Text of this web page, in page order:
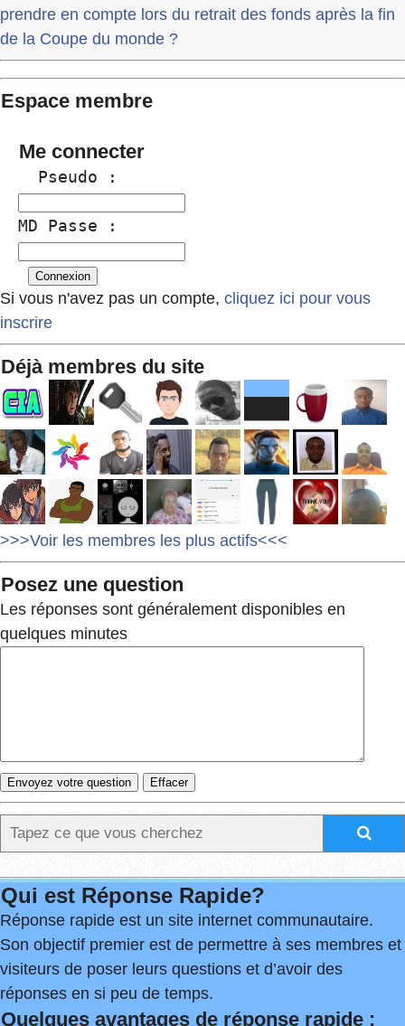
prendre en compte lors du retrait des fonds après la fin
de la Coupe du monde ?
Espace membre
Me connecter
  Pseudo :
MD Passe :
Si vous n'avez pas un compte, cliquez ici pour vous
inscrire
Déjà membres du site
>>>Voir les membres les plus actifs<<<
Posez une question
Les réponses sont généralement disponibles en
quelques minutes
Qui est Réponse Rapide?
Réponse rapide est un site internet communautaire.
Son objectif premier est de permettre à ses membres et
visiteurs de poser leurs questions et d’avoir des
réponses en si peu de temps.
Quelques avantages de réponse rapide :